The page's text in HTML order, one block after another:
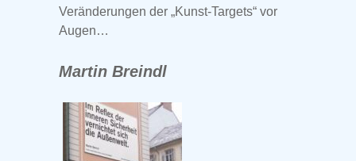
Veränderungen der „Kunst-Targets“ vor
Augen…
Martin Breindl